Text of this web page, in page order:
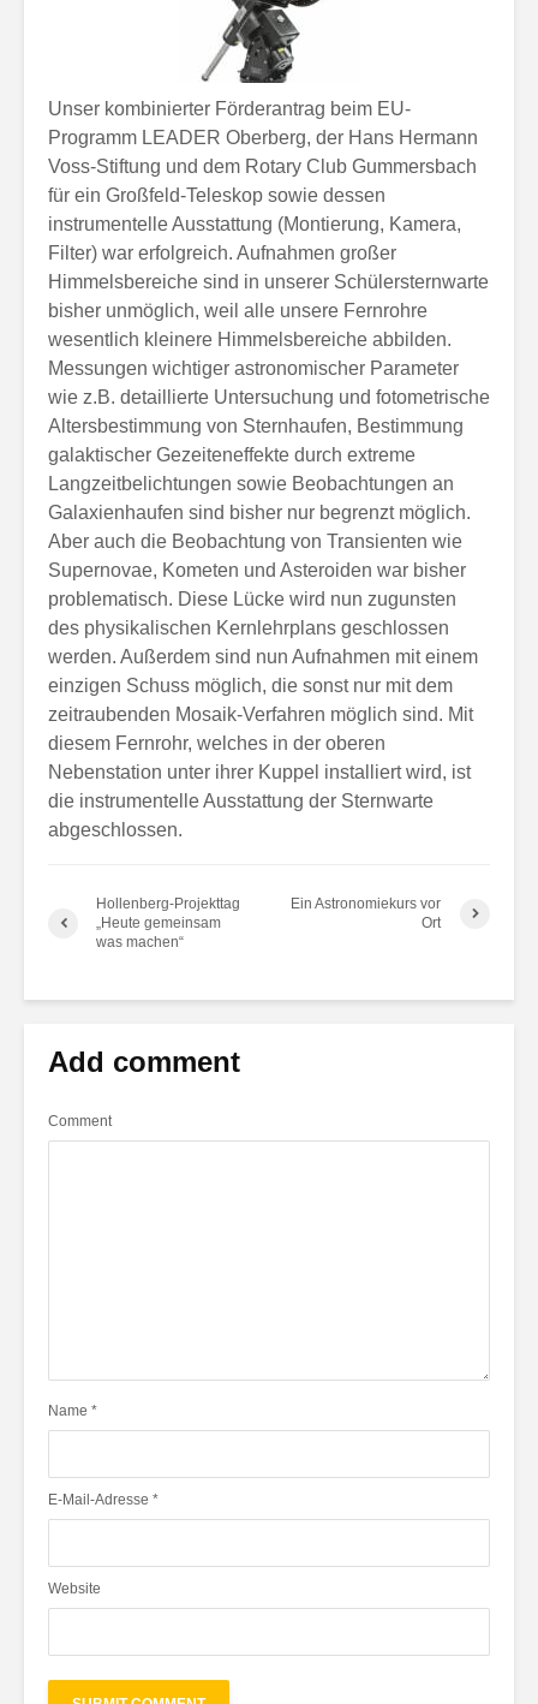
Unser kombinierter Förderantrag beim EU-
Programm LEADER Oberberg, der Hans Hermann
Voss-Stiftung und dem Rotary Club Gummersbach
für ein Großfeld-Teleskop sowie dessen
instrumentelle Ausstattung (Montierung, Kamera,
Filter) war erfolgreich. Aufnahmen großer
Himmelsbereiche sind in unserer Schülersternwarte
bisher unmöglich, weil alle unsere Fernrohre
wesentlich kleinere Himmelsbereiche abbilden.
Messungen wichtiger astronomischer Parameter
wie z.B. detaillierte Untersuchung und fotometrische
Altersbestimmung von Sternhaufen, Bestimmung
galaktischer Gezeiteneffekte durch extreme
Langzeitbelichtungen sowie Beobachtungen an
Galaxienhaufen sind bisher nur begrenzt möglich.
Aber auch die Beobachtung von Transienten wie
Supernovae, Kometen und Asteroiden war bisher
problematisch. Diese Lücke wird nun zugunsten
des physikalischen Kernlehrplans geschlossen
werden. Außerdem sind nun Aufnahmen mit einem
einzigen Schuss möglich, die sonst nur mit dem
zeitraubenden Mosaik-Verfahren möglich sind. Mit
diesem Fernrohr, welches in der oberen
Nebenstation unter ihrer Kuppel installiert wird, ist
die instrumentelle Ausstattung der Sternwarte
abgeschlossen.
Hollenberg-Projekttag
„Heute gemeinsam
was machen“
Ein Astronomiekurs vor
Ort
Add comment
Comment
Name *
E-Mail-Adresse *
Website